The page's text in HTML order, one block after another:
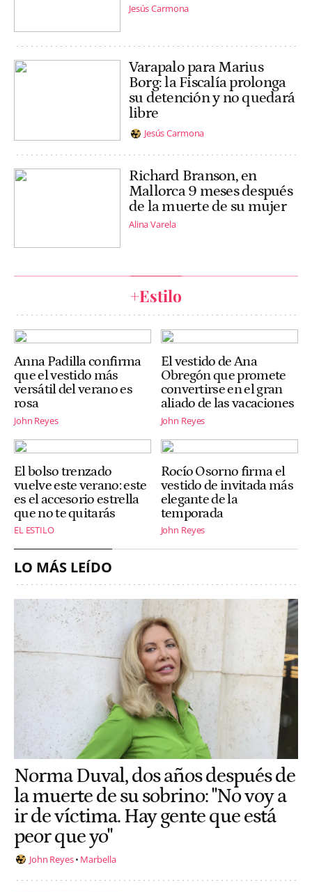
Jesús Carmona
Varapalo para Marius
Borg: la Fiscalía prolonga
su detención y no quedará
libre
Jesús Carmona
Richard Branson, en
Mallorca 9 meses después
de la muerte de su mujer
Alina Varela
+Estilo
Anna Padilla confirma
que el vestido más
versátil del verano es
rosa
John Reyes
El vestido de Ana
Obregón que promete
convertirse en el gran
aliado de las vacaciones
John Reyes
El bolso trenzado
vuelve este verano: este
es el accesorio estrella
que no te quitarás
EL ESTILO
Rocío Osorno firma el
vestido de invitada más
elegante de la
temporada
John Reyes
LO MÁS LEÍDO
Norma Duval, dos años después de
la muerte de su sobrino: "No voy a
ir de víctima. Hay gente que está
peor que yo"
John Reyes Marbella